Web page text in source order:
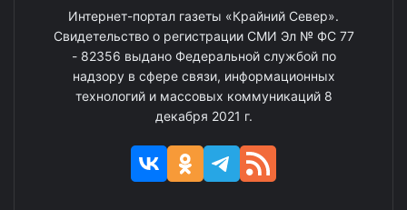
Интернет-портал газеты «Крайний Север».
Свидетельство о регистрации СМИ Эл № ФС 77
- 82356 выдано Федеральной службой по
надзору в сфере связи, информационных
технологий и массовых коммуникаций 8
декабря 2021 г.